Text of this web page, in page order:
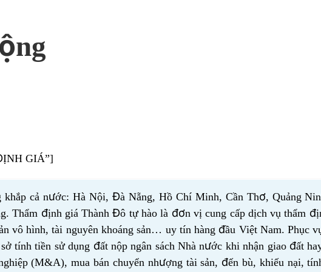
GIÁ”]
cả nước: Hà Nội, Đà Nẵng, Hồ Chí Minh, Cần Thơ, Quảng
Thẩm định giá Thành Đô tự hào là đơn vị cung cấp dịch vụ thẩm
vô hình, tài nguyên khoáng sản… uy tín hàng đầu Việt Nam. Phục
tính tiền sử dụng đất nộp ngân sách Nhà nước khi nhận giao đất
(M&A), mua bán chuyển nhượng tài sản, đến bù, khiếu nại,